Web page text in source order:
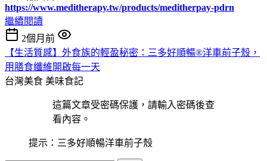
https://www.meditherapy.tw/products/meditherpay-pdrn
繼續閱讀
2個月前
【生活質感】外食族的輕盈秘密：三多好順暢®洋車前子殼，
用膳食纖維開啟每一天
台灣美食 美味食記
這篇文章受密碼保護，請輸入密碼後查
看內容。
提示：三多好順暢洋車前子殼